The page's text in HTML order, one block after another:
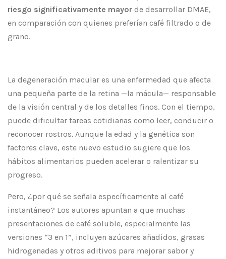
riesgo significativamente mayor de desarrollar DMAE,
en comparación con quienes preferían café filtrado o de
grano.
La degeneración macular es una enfermedad que afecta
una pequeña parte de la retina —la mácula— responsable
de la visión central y de los detalles finos. Con el tiempo,
puede dificultar tareas cotidianas como leer, conducir o
reconocer rostros. Aunque la edad y la genética son
factores clave, este nuevo estudio sugiere que los
hábitos alimentarios pueden acelerar o ralentizar su
progreso.
Pero, ¿por qué se señala específicamente al café
instantáneo? Los autores apuntan a que muchas
presentaciones de café soluble, especialmente las
versiones “3 en 1”, incluyen azúcares añadidos, grasas
hidrogenadas y otros aditivos para mejorar sabor y